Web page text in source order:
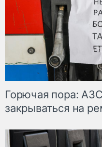
Горючая пора:
закрываться на